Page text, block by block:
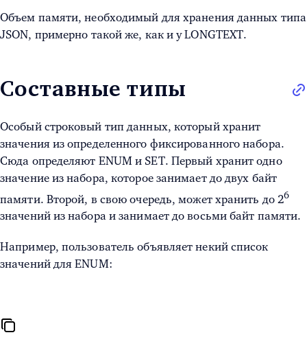
Объем памяти, необходимый для хранения данных типа
JSON, примерно такой же, как и у LONGTEXT.
Составные типы
Особый строковый тип данных, который хранит
значения из определенного фиксированного набора.
Сюда определяют ENUM и SET. Первый хранит одно
значение из набора, которое занимает до двух байт
памяти. Второй, в свою очередь, может хранить до 26
значений из набора и занимает до восьми байт памяти.
Например, пользователь объявляет некий список
значений для ENUM: